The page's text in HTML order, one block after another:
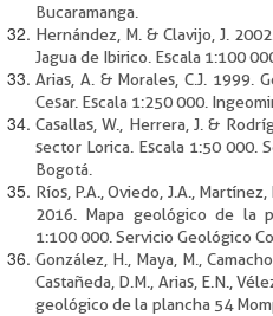
Bucaramanga.
Hernández, M. & Clavijo, J.
Jagua de Ibirico. Escala 1:100
Arias, A. & Morales, C.J. 1999.
Cesar. Escala 1:250 000.
Casallas, W., Herrera, J. &
sector Lorica. Escala 1:50 000.
Bogotá.
Ríos, P.A., Oviedo, J.A., Martínez,
2016. Mapa geológico de la
1:100 000. Servicio Geológico
González, H., Maya, M.,
Castañeda, D.M., Arias, E.N.,
geológico de la plancha 54